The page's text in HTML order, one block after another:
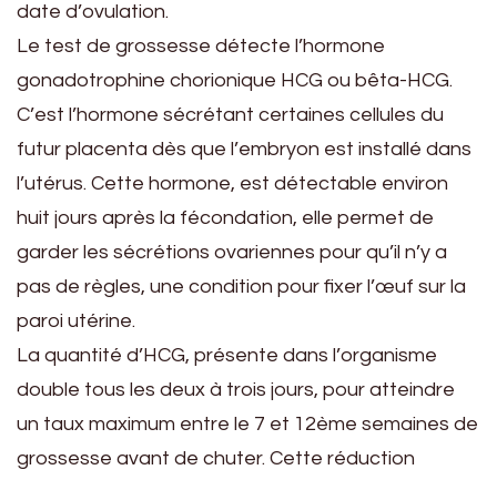
date d’ovulation.
Le test de grossesse détecte l’hormone
gonadotrophine chorionique HCG ou bêta-HCG.
C’est l’hormone sécrétant certaines cellules du
futur placenta dès que l’embryon est installé dans
l’utérus. Cette hormone, est détectable environ
huit jours après la fécondation, elle permet de
garder les sécrétions ovariennes pour qu’il n’y a
pas de règles, une condition pour fixer l’œuf sur la
paroi utérine.
​La quantité d’HCG, présente dans l’organisme
double tous les deux à trois jours, pour atteindre
un taux maximum entre le 7 et 12ème semaines de
grossesse avant de chuter. Cette réduction